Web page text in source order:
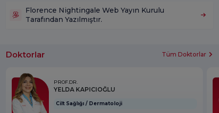
Florence Nightingale Web Yayın Kurulu
Tarafından Yazılmıştır.
Doktorlar Tüm Doktorlar
PROF.DR.
YELDA KAPICIOĞLU
Cilt Sağlığı / Dermatoloji